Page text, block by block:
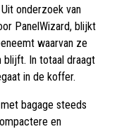
onderzoek van
PanelWizard, blijkt
waarvan ze
blijft. In totaal draagt
in de koffer.
bagage steeds
en